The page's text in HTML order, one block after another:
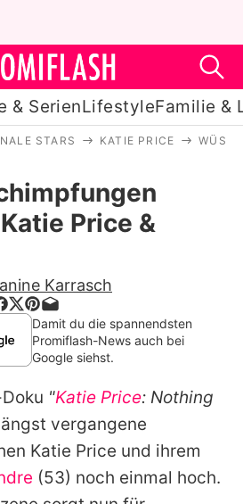
& SerienLifestyleFamilie &
Stars
Filme & Serien
Lifestyle
& Liebe
Exklusiv
auf Promiflash
Jobs
runterladen
STARS KATIE PRICE
Price &
Karrasch
Damit du die spannendsten
Promiflash-News auch bei
Google siehst.
"Katie Price: Nothing
vergangene
Katie Price und ihrem
(53) noch einmal hoch.